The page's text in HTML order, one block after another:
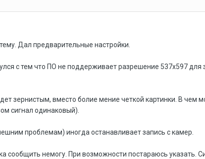
Дал предварительные настройки.
с тем что ПО не поддерживает разрешение 537х597
зернистым, вместо болие мение четкой картинки. В чем
сигнал одинаковый).
проблемам) иногда останавливает запись с камер.
сообщить немогу. При возможности постараюсь указать.